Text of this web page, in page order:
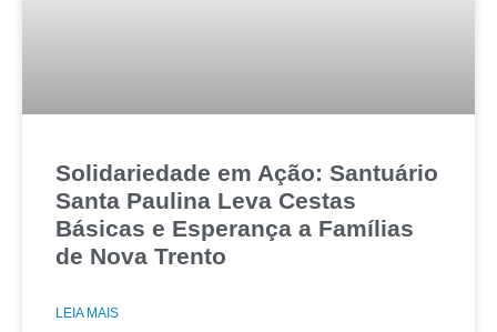
Solidariedade em Ação: Santuário
Santa Paulina Leva Cestas
Básicas e Esperança a Famílias
de Nova Trento
LEIA MAIS